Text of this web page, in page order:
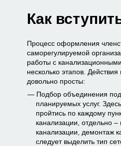
Как
Процесс оформления
саморегулируемой
работы с
несколько этапов.
довольно просты:
Подбор объединения
планируемых услуг.
пройтись по каждому
канализации, отдельно
канализации, демонтаж
следует выделить тип